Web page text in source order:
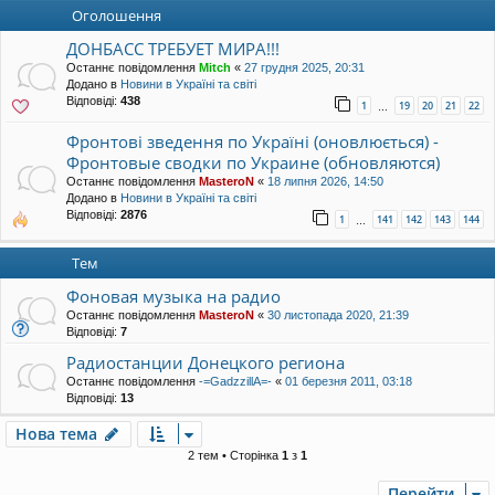
Оголошення
ДОНБАСС ТРЕБУЕТ МИРА!!!
Останнє повідомлення Mitch « 27 грудня 2025, 20:31
Додано в Новини в Україні та світі
Відповіді: 438 1 … 19 20 21 22
Фронтові зведення по Україні (оновлюється) -
Фронтовые сводки по Украине (обновляются)
Останнє повідомлення MasteroN « 18 липня 2026, 14:50
Додано в Новини в Україні та світі
Відповіді: 2876 1 … 141 142 143 144
Тем
Фоновая музыка на радио
Останнє повідомлення MasteroN « 30 листопада 2020, 21:39
Відповіді: 7
Радиостанции Донецкого региона
Останнє повідомлення -=GadzzillA=- « 01 березня 2011, 03:18
Відповіді: 13
Нова тема
2 тем • Сторінка 1 з 1